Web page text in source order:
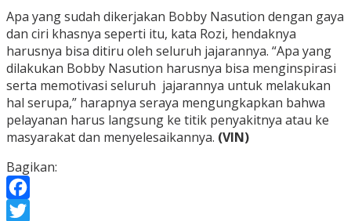
Apa yang sudah dikerjakan Bobby Nasution dengan gaya
dan ciri khasnya seperti itu, kata Rozi, hendaknya
harusnya bisa ditiru oleh seluruh jajarannya. “Apa yang
dilakukan Bobby Nasution harusnya bisa menginspirasi
serta memotivasi seluruh jajarannya untuk melakukan
hal serupa,” harapnya seraya mengungkapkan bahwa
pelayanan harus langsung ke titik penyakitnya atau ke
masyarakat dan menyelesaikannya. (VIN)
Bagikan:
Facebook